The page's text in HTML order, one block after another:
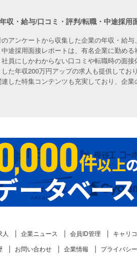
収・給与/口コミ・評判/転職・中途採用
アンケートから収集した企業の年収・給
途採用面接レポートは、有名企業に勤め
員にしかわからない口コミや転職時の面接
た年収200万円アップの求人も提供してお
した特集コンテンツも充実しており、企
人 企業ニュース 会員ID管理 キャリ
お問い合わせ 企業情報 プライバシ